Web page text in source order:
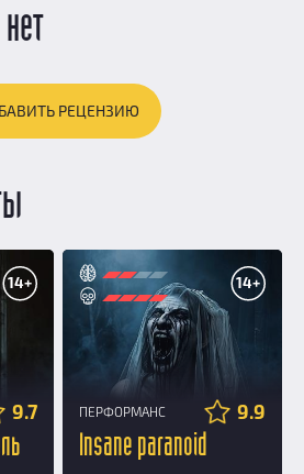
РЕЦЕНЗИЮ
14+
9.7
14+
ПЕРФОРМАНС 9.9
Insane paranoid